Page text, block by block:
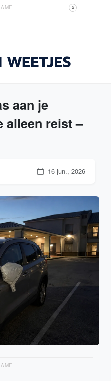
X
aan je
alleen reist –
16 jun., 2026